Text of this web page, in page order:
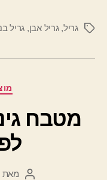
תגיותגריל,גריל אבן, גריל
מטבח
המחבר
מאת